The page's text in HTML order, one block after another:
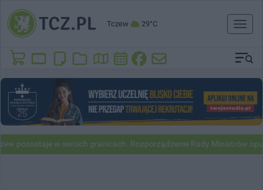
Tczew 29°C
Toggle
pozostaje w swoich granicach. Rozporządzenie Rady Ministrów